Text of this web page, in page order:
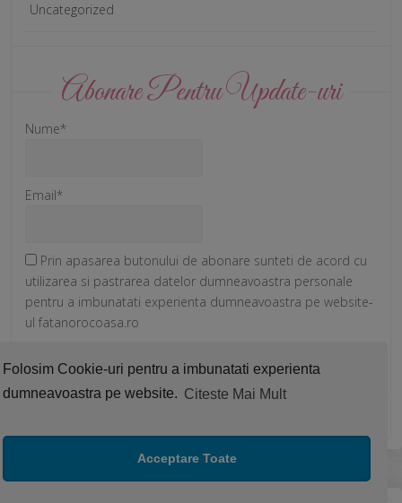
Folosim Cookie-uri pentru a imbunatati experienta
dumneavoastra pe website. Citeste Mai Mult
Acceptare Toate
Uncategorized
Abonare Pentru Update-uri
Nume*
Email*
Prin apasarea butonului de abonare sunteti de acord cu
utilizarea si pastrarea datelor dumneavoastra personale
pentru a imbunatati experienta dumneavoastra pe website-
ul fatanorocoasa.ro